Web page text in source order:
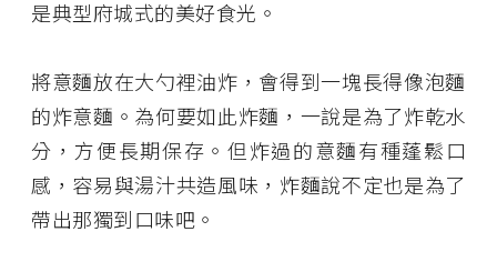
是典型府城式的美好食光。
將意麵放在大勺裡油炸，會得到一塊長得像泡麵
的炸意麵。為何要如此炸麵，一說是為了炸乾水
分，方便長期保存。但炸過的意麵有種蓬鬆口
感，容易與湯汁共造風味，炸麵說不定也是為了
帶出那獨到口味吧。